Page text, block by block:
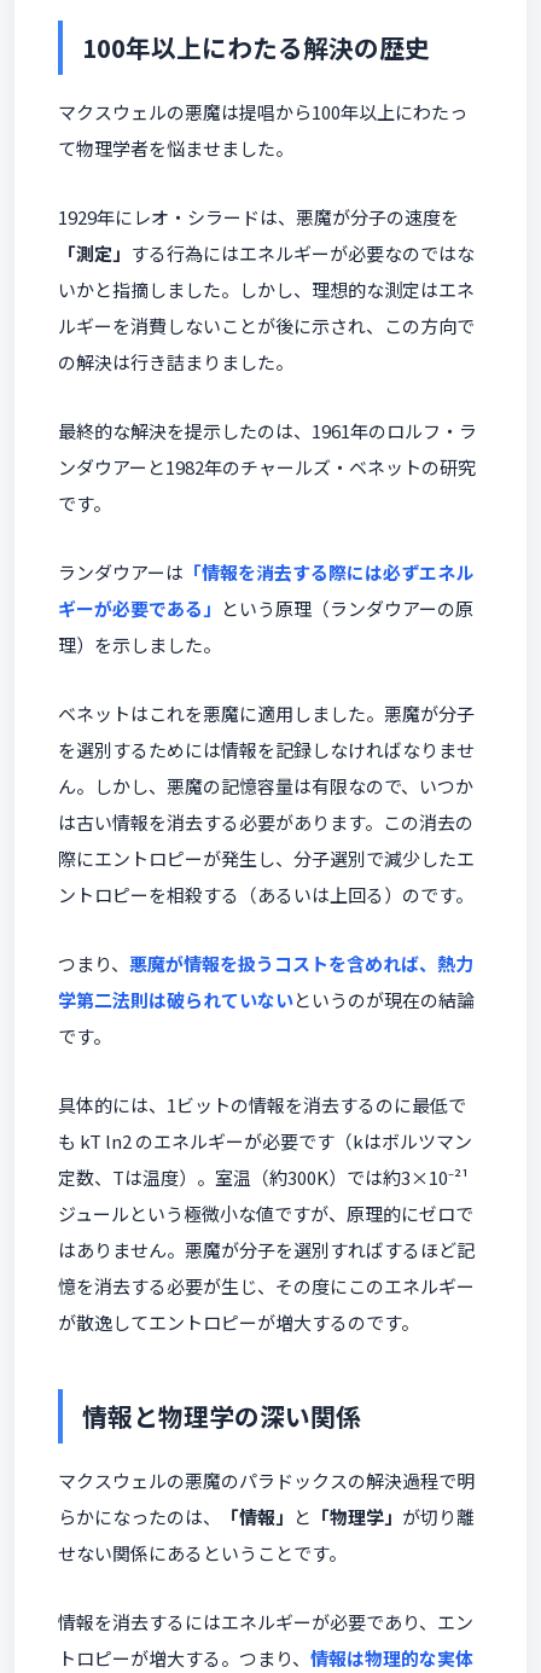
100年以上にわたる解決の歴史
マクスウェルの悪魔は提唱から100年以上にわたっ
て物理学者を悩ませました。
1929年にレオ・シラードは、悪魔が分子の速度を
「測定」 する行為にはエネルギーが必要なのではな
いかと指摘しました。しかし、理想的な測定はエネ
ルギーを消費しないことが後に示され、この方向で
の解決は行き詰まりました。
最終的な解決を提示したのは、1961年のロルフ・ラ
ンダウアーと1982年のチャールズ・ベネットの研究
です。
ランダウアーは 「情報を消去する際には必ずエネル
ギーが必要である」 という原理（ランダウアーの原
理）を示しました。
ベネットはこれを悪魔に適用しました。悪魔が分子
を選別するためには情報を記録しなければなりませ
ん。しかし、悪魔の記憶容量は有限なので、いつか
は古い情報を消去する必要があります。この消去の
際にエントロピーが発生し、分子選別で減少したエ
ントロピーを相殺する（あるいは上回る）のです。
つまり、 悪魔が情報を扱うコストを含めれば、熱力
学第二法則は破られていないというのが現在の結論
です。
具体的には、1ビットの情報を消去するのに最低で
も kT ln2 のエネルギーが必要です（kはボルツマン
定数、Tは温度）。室温（約300K）では約3×10⁻²¹
ジュールという極微小な値ですが、原理的にゼロで
はありません。悪魔が分子を選別すればするほど記
憶を消去する必要が生じ、その度にこのエネルギー
が散逸してエントロピーが増大するのです。
情報と物理学の深い関係
マクスウェルの悪魔のパラドックスの解決過程で明
らかになったのは、
「情報」 と 「物理学」 が切り離
せない関係にあるということです。
情報を消去するにはエネルギーが必要であり、エン
トロピーが増大する。つまり、 情報は物理的な実体